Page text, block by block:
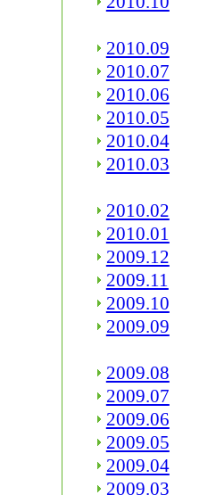
2010.09
2010.07
2010.06
2010.05
2010.04
2010.03
2010.02
2010.01
2009.12
2009.11
2009.10
2009.09
2009.08
2009.07
2009.06
2009.05
2009.04
2009.03